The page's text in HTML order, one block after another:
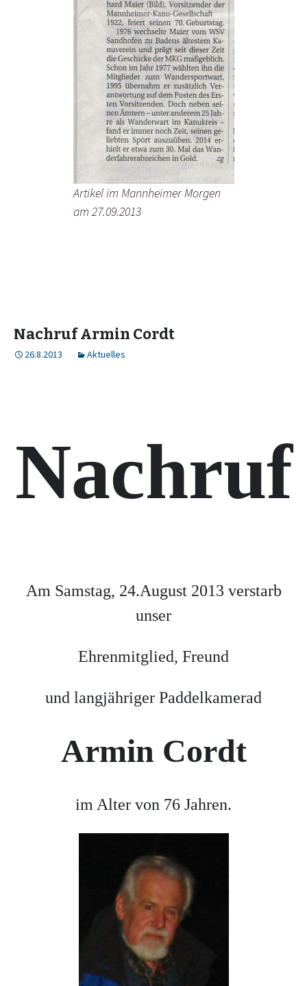
Artikel im Mannheimer Morgen
am 27.09.2013
Nachruf Armin Cordt
26.8.2013 Aktuelles
Nachruf
Am Samstag, 24.August 2013 verstarb
unser
Ehrenmitglied, Freund
und langjähriger Paddelkamerad
Armin Cordt
im Alter von 76 Jahren.